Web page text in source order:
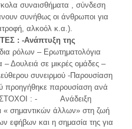
συναισθήματα , σύνδεση
συνήθως οι άνθρωποι για
αλκοόλ κ.α.).
: -Ανάπτυξη της
ρόλων – Ερωτηματολόγια
– Δουλειά σε μικρές ομάδες –
συνειρμού -Παρουσίαση
παρουσίαση ανά
: - Ανάδειξη
« σημαντικών άλλων» στη ζωή
και η σημασία της για